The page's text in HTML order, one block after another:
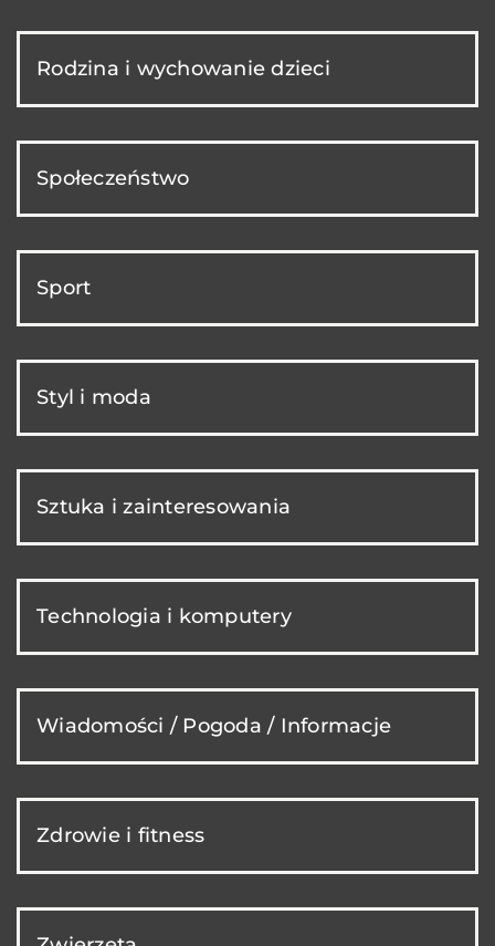
Rodzina i wychowanie dzieci
Społeczeństwo
Sport
Styl i moda
Sztuka i zainteresowania
Technologia i komputery
Wiadomości / Pogoda / Informacje
Zdrowie i fitness